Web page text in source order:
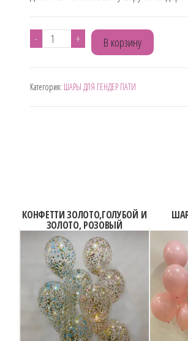
-
Количество
ВОПРОС
+ В корзину
Категория: ШАРЫ ДЛЯ ГЕНДЕР ПАТИ
КОНФЕТТИ ЗОЛОТО,ГОЛУБОЙ И
ЗОЛОТО, РОЗОВЫЙ